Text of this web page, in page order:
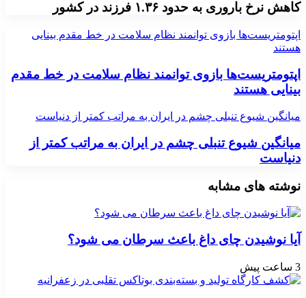
کاهش نرخ باروری به حدود ۱.۳۶ فرزند در کشور
اپتومتریست‌ها بازوی توانمند نظام سلامت در خط مقدم بینایی
هستند
اپتومتریست‌ها بازوی توانمند نظام سلامت در خط مقدم
بینایی هستند
میانگین شیوع تنبلی چشم در ایران به مراتب کمتر از دنیاست
میانگین شیوع تنبلی چشم در ایران به مراتب کمتر از
دنیاست
نوشته های مشابه
آیا نوشیدن چای داغ باعث سرطان می شود؟
3 ساعت پیش